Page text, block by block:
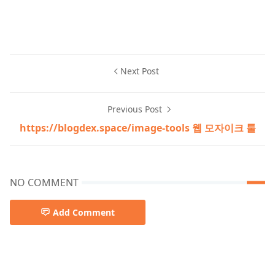
Next Post
Previous Post
https://blogdex.space/image-tools 웹 모자이크 툴
NO COMMENT
Add Comment